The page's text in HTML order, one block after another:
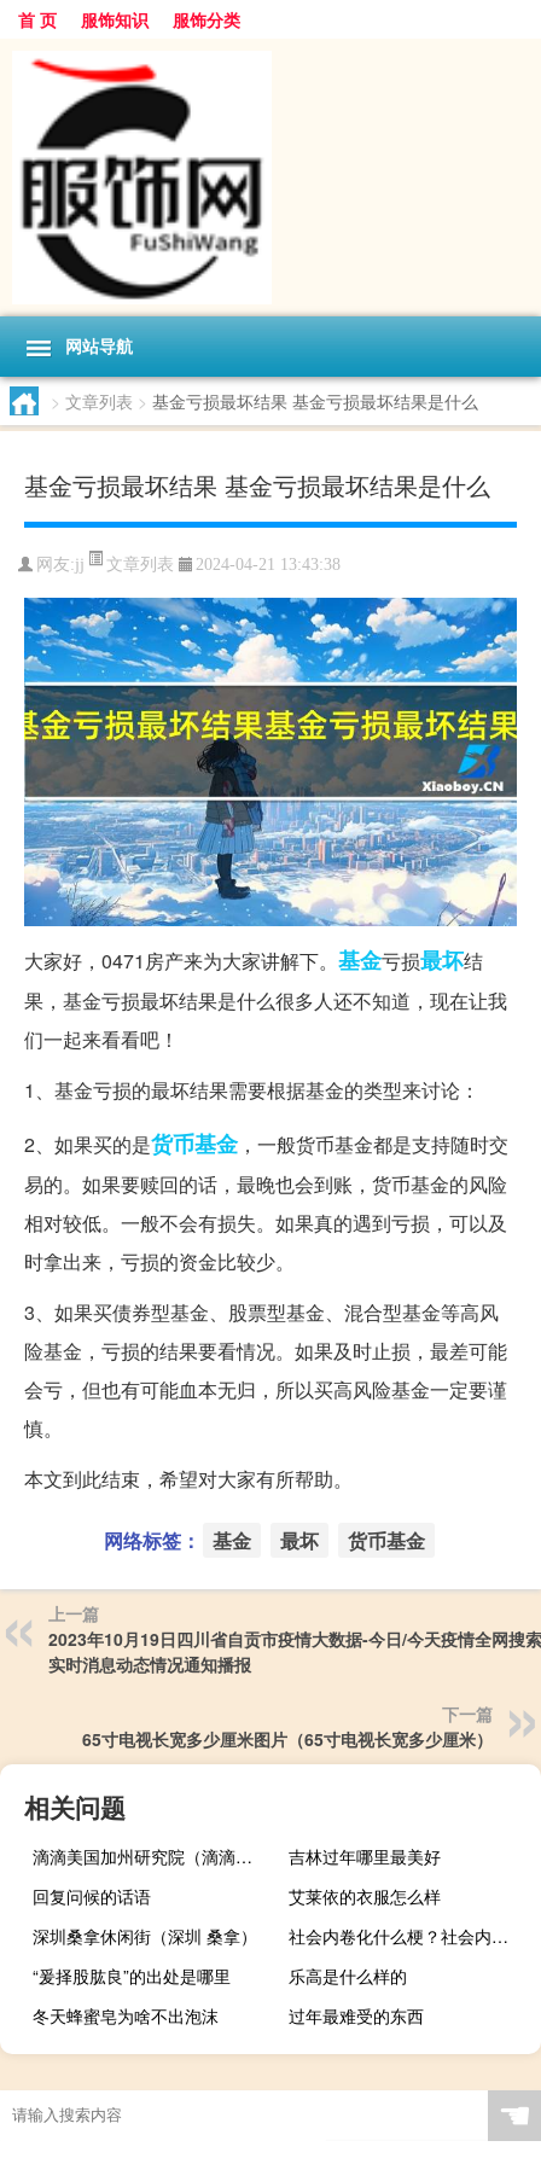
首 页 服饰知识 服饰分类
网站导航
> 文章列表 > 基金亏损最坏结果 基金亏损最坏结果是什么
基金亏损最坏结果 基金亏损最坏结果是什么
网友:jj 文章列表 2024-04-21 13:43:38
大家好，0471房产来为大家讲解下。 基金亏损最坏结
果，基金亏损最坏结果是什么很多人还不知道，现在让我
们一起来看看吧！
1、基金亏损的最坏结果需要根据基金的类型来讨论：
2、如果买的是货币基金，一般货币基金都是支持随时交
易的。如果要赎回的话，最晚也会到账，货币基金的风险
相对较低。一般不会有损失。如果真的遇到亏损，可以及
时拿出来，亏损的资金比较少。
3、如果买债券型基金、股票型基金、混合型基金等高风
险基金，亏损的结果要看情况。如果及时止损，最差可能
会亏，但也有可能血本无归，所以买高风险基金一定要谨
慎。
本文到此结束，希望对大家有所帮助。
网络标签： 基金 最坏 货币基金
上一篇
2023年10月19日四川省自贡市疫情大数据-今日/今天疫情全网搜
实时消息动态情况通知播报
下一篇
65寸电视长宽多少厘米图片（65寸电视长宽多少厘米）
相关问题
滴滴美国加州研究院（滴滴美国研究院简介）
吉林过年哪里最美好
回复问候的话语
艾莱依的衣服怎么样
深圳桑拿休闲街（深圳 桑拿）
社会内卷化什么梗？社会内卷化是什么意思什么梗
“爰择股肱良”的出处是哪里
乐高是什么样的
冬天蜂蜜皂为啥不出泡沫
过年最难受的东西
☚